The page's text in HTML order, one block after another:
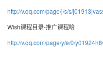
http://v.qq.com/page/j/s/s/
Wish课程目录-推广课程哈
http://v.qq.com/page/y/e/0/